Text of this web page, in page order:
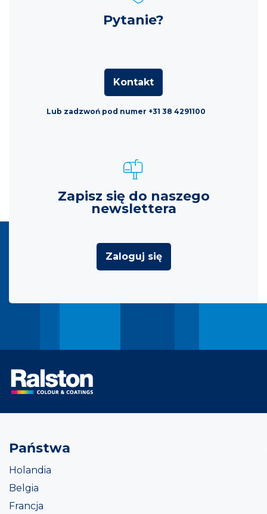
Pytanie?
Kontakt
Lub zadzwoń pod numer +31 38 4291100
Zapisz się do naszego
newslettera
Zaloguj się
Państwa
Holandia
Belgia
Francja